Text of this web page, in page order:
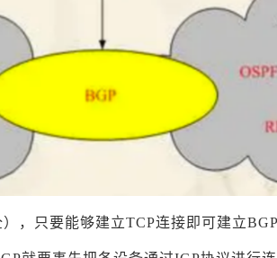
，只要能够建立TCP连接即可建立